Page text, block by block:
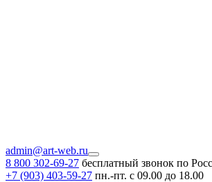
admin@art-web.ru
8 800 302-69-27 бесплатный звонок по
+7 (903) 403-59-27 пн.-пт. с 09.00 до 18.00